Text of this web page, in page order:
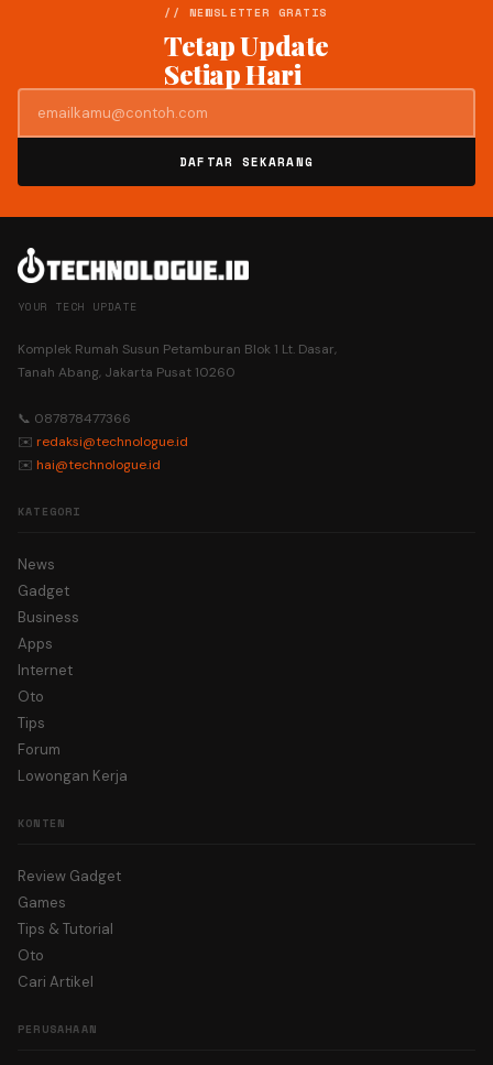
// NEWSLETTER GRATIS
Tetap Update
Setiap Hari
DAFTAR SEKARANG
YOUR TECH UPDATE
Komplek Rumah Susun Petamburan Blok 1 Lt. Dasar,
Tanah Abang, Jakarta Pusat 10260
📞 087878477366
✉️ redaksi@technologue.id
✉️ hai@technologue.id
KATEGORI
News
Gadget
Business
Apps
Internet
Oto
Tips
Forum
Lowongan Kerja
KONTEN
Review Gadget
Games
Tips & Tutorial
Oto
Cari Artikel
PERUSAHAAN